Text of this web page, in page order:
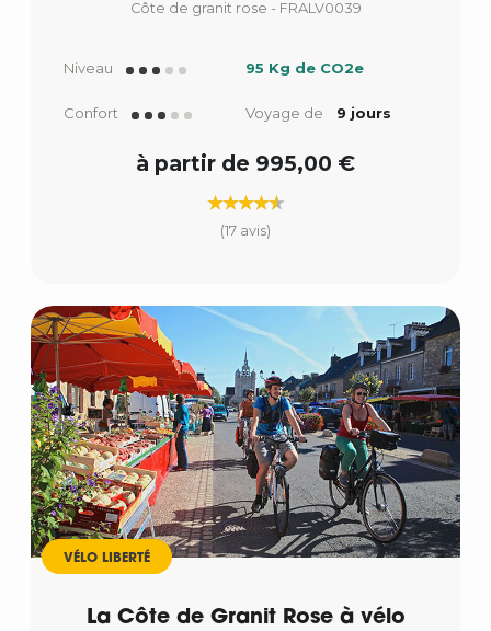
Côte de granit rose - FRALV0039
Niveau 95 Kg de CO2e
Confort Voyage de 9 jours
à partir de 995,00 €
(17 avis)
VÉLO LIBERTÉ
La Côte de Granit Rose à vélo